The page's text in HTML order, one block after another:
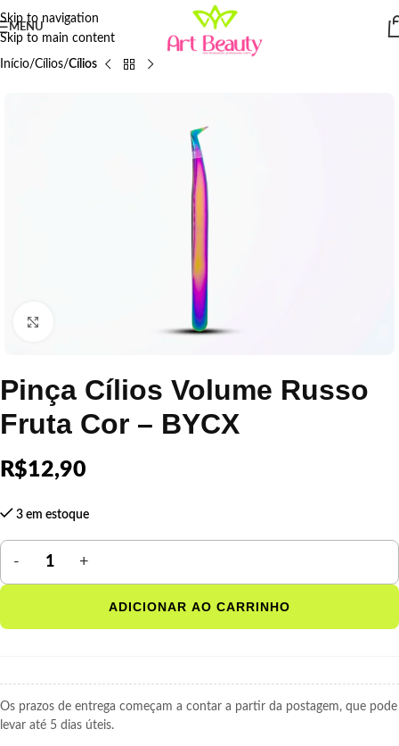
Skip to navigation
Skip to main content
MENU
Início Cílios Cílios
Pinça Cílios Volume Russo
Fruta Cor – BYCX
R$12,90
3 em estoque
ADICIONAR AO CARRINHO
Os prazos de entrega começam a contar a partir da postagem, que pode
levar até 5 dias úteis.